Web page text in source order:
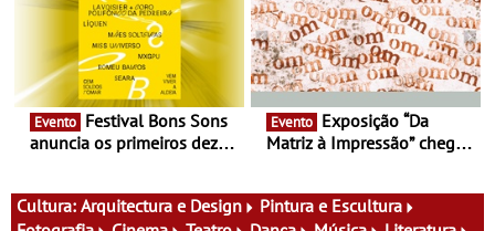
família e muito mais
Evento
anuncia os primeiros dez
Evento
Matriz à Impressão” chega
nova exposição do Museu
do Oriente prova-o
Cultura: Arquitectura e Design
Pintura e Escultura